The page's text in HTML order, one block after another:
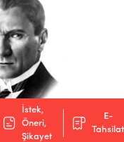
İstek,
Öneri,
Şikayet
E-
Tahsilat